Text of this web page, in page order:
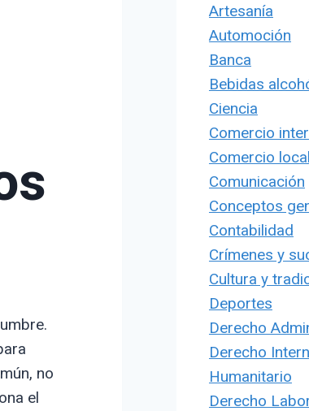
no
el
Artesanía
Automoción
Banca
Bebidas
Ciencia
Comercio
Comercio local
Comunicación
Conceptos
Contabilidad
Crímenes y
Cultura y
Deportes
Derecho
Derecho
Humanitario
Derecho